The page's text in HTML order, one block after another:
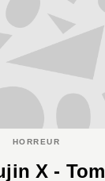
HORREUR
X -